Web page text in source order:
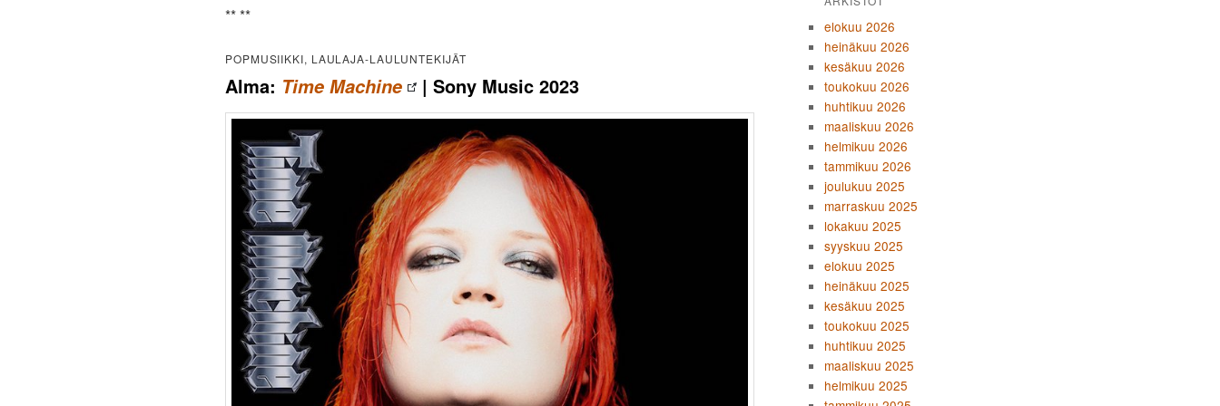
** **
POPMUSIIKKI, LAULAJA-LAULUNTEKIJÄT
Alma: Time Machine | Sony Music 2023
elokuu 2026
heinäkuu 2026
kesäkuu 2026
toukokuu 2026
huhtikuu 2026
maaliskuu 2026
helmikuu 2026
tammikuu 2026
joulukuu 2025
marraskuu 2025
lokakuu 2025
syyskuu 2025
elokuu 2025
heinäkuu 2025
kesäkuu 2025
toukokuu 2025
huhtikuu 2025
maaliskuu 2025
helmikuu 2025